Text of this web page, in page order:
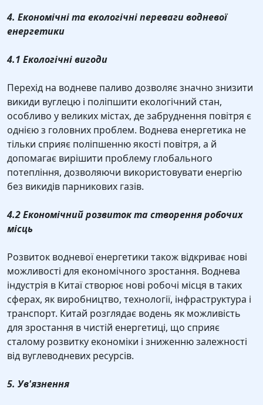
4. Економічні та екологічні переваги водневої
енергетики
4.1 Екологічні вигоди
Перехід на водневе паливо дозволяє значно знизити
викиди вуглецю і поліпшити екологічний стан,
особливо у великих містах, де забруднення повітря є
однією з головних проблем. Воднева енергетика не
тільки сприяє поліпшенню якості повітря, а й
допомагає вирішити проблему глобального
потепління, дозволяючи використовувати енергію
без викидів парникових газів.
4.2 Економічний розвиток та створення робочих
місць
Розвиток водневої енергетики також відкриває нові
можливості для економічного зростання. Воднева
індустрія в Китаї створює нові робочі місця в таких
сферах, як виробництво, технології, інфраструктура і
транспорт. Китай розглядає водень як можливість
для зростання в чистій енергетиці, що сприяє
сталому розвитку економіки і зниженню залежності
від вуглеводневих ресурсів.
5. Ув'язнення